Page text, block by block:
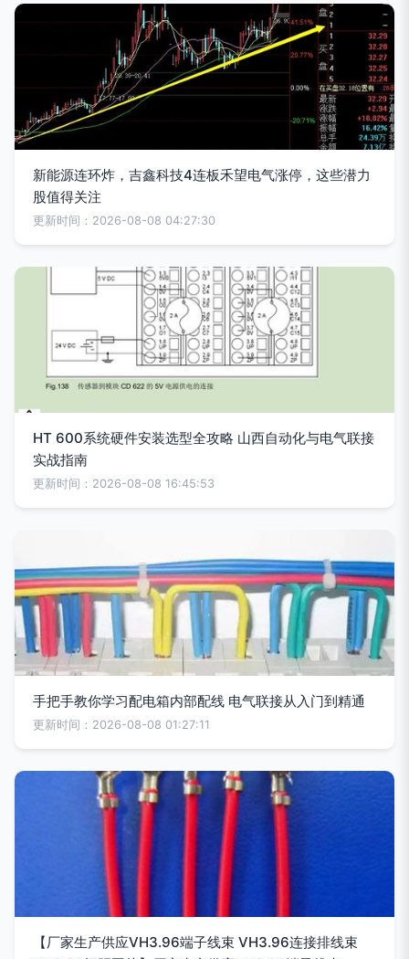
新能源连环炸，吉鑫科技4连板禾望电气涨停，这些潜力
股值得关注
更新时间：2026-08-08 04:27:30
HT 600系统硬件安装选型全攻略 山西自动化与电气联接
实战指南
更新时间：2026-08-08 16:45:53
手把手教你学习配电箱内部配线 电气联接从入门到精通
更新时间：2026-08-08 01:27:11
【厂家生产供应VH3.96端子线束 VH3.96连接排线束